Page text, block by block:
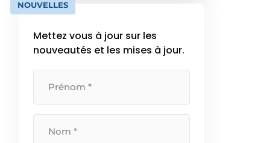
usines en Belgique, chaque
NOUVELLES
Mettez vous à jour sur les
nouveautés et les mises à jour.